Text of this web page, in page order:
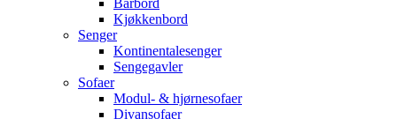
Barbord
Kjøkkenbord
Senger
Kontinentalesenger
Sengegavler
Sofaer
Modul- & hjørnesofaer
Divansofaer